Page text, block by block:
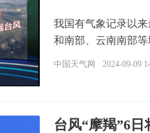
我国有气象记录以
和南部、云南南部
中国天气网 2024-09-09
台风“摩羯”6